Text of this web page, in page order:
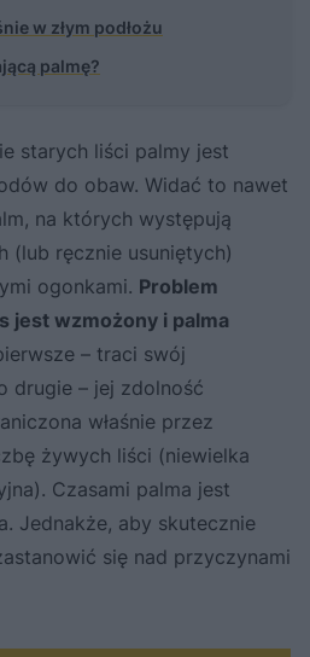
w złym podłożu
palmę?
starych liści palmy jest
do obaw. Widać to nawet
na których występują
(lub ręcznie usuniętych)
ogonkami. Problem
jest wzmożony i palma
– traci swój
drugie – jej zdolność
właśnie przez
żywych liści (niewielka
Czasami palma jest
Jednakże, aby skutecznie
się nad przyczynami